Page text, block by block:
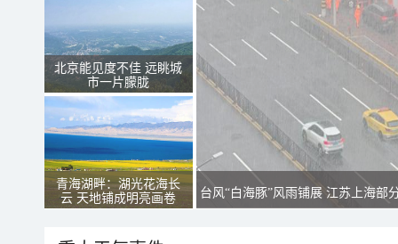
北京能见度不佳 远眺城
市一片朦胧
青海湖畔：湖光花海长
云 天地铺成明亮画卷
台风“白海豚”风雨铺展 江苏上海部